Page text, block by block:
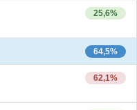
25,6%
64,5%
62,1%